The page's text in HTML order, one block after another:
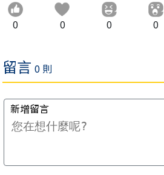
0 0 0 0